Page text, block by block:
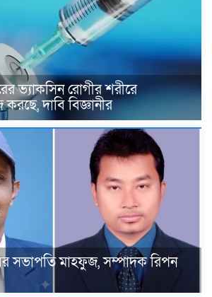
ভ্যাকসিন রোগীর শরীরে
দাবি বিজ্ঞানীর
সভাপতি মাহফুজ, সম্পাদক রিপন